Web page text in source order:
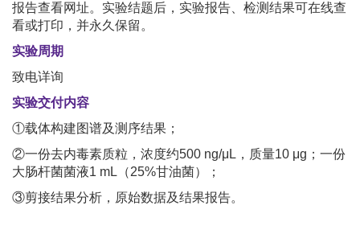
报告查看网址。实验结题后，实验报告、检测结果可在线查
看或打印，并永久保留。
实验周期
致电详询
实验交付内容
①载体构建图谱及测序结果；
②一份去内毒素质粒，浓度约500 ng/μL，质量10 μg；一份
大肠杆菌菌液1 mL（25%甘油菌）；
③剪接结果分析，原始数据及结果报告。